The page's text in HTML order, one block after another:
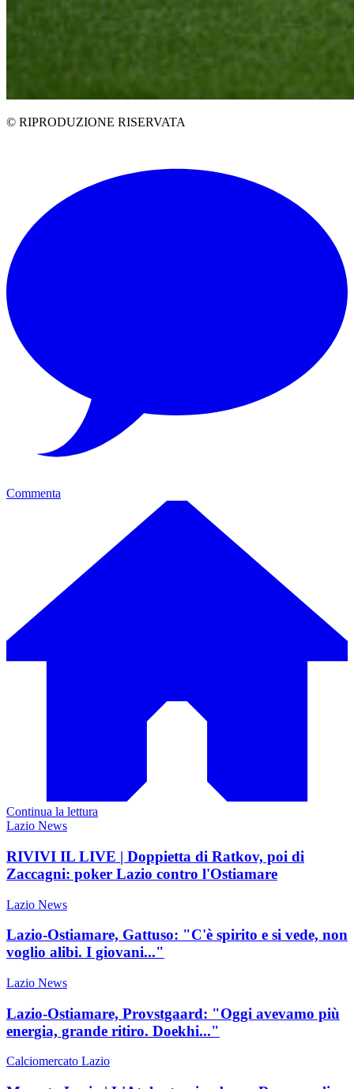
© RIPRODUZIONE RISERVATA
Commenta
Continua la lettura
Lazio News
RIVIVI IL LIVE | Doppietta di Ratkov, poi di
Zaccagni: poker Lazio contro l'Ostiamare
Lazio News
Lazio-Ostiamare, Gattuso: "C'è spirito e si vede, non
voglio alibi. I giovani..."
Lazio News
Lazio-Ostiamare, Provstgaard: "Oggi avevamo più
energia, grande ritiro. Doekhi..."
Calciomercato Lazio